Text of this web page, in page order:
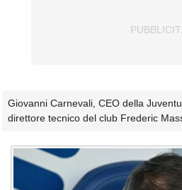
Giovanni Carnevali, CEO della
direttore tecnico del club Frederic